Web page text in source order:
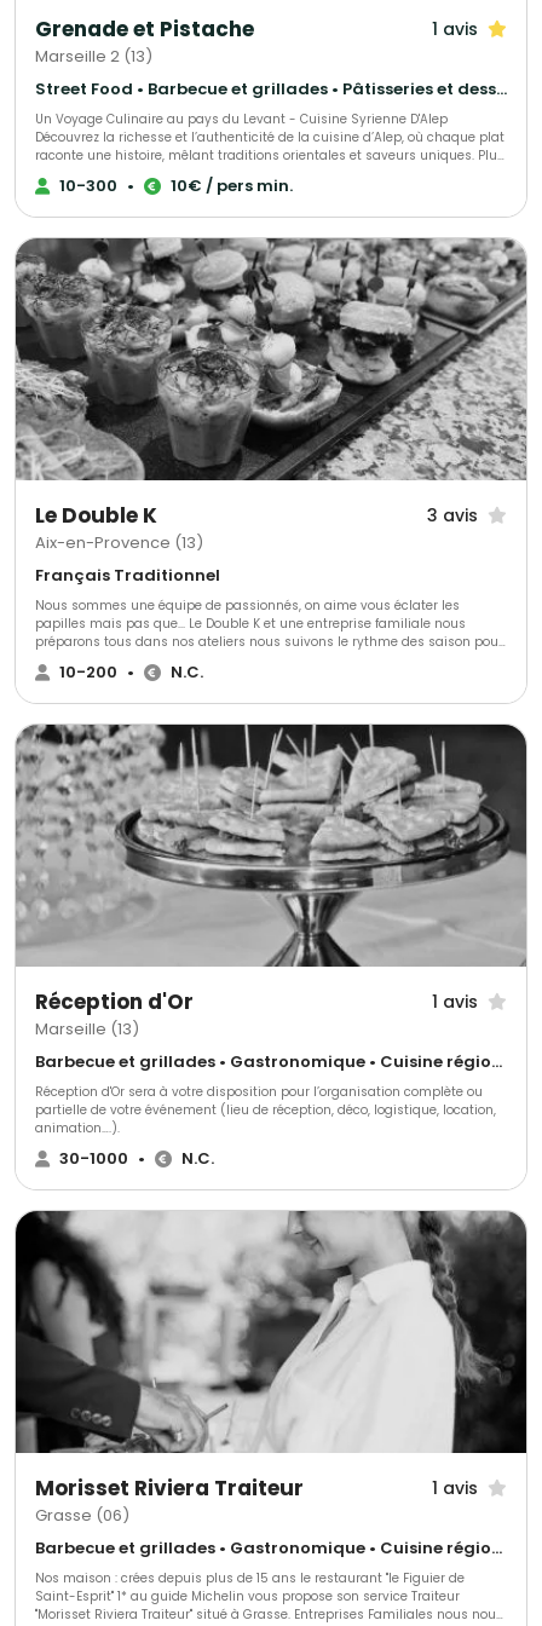
Grenade et Pistache 1 avis
Marseille 2 (13)
Street Food • Barbecue et grillades • Pâtisseries et desserts
Un Voyage Culinaire au pays du Levant - Cuisine Syrienne D'Alep
Découvrez la richesse et l’authenticité de la cuisine d’Alep, où chaque plat
raconte une histoire, mêlant traditions orientales et saveurs uniques. Plus
qu’un simple restaurant et traiteur, Grenade et Pistache est un moyen de
tisser des liens culturels entre la Syrie et la France à travers nos plats. Des
dans le monde associatif culturel, et nous avons à cœur de participer à
des événements caritatifs afin de soutenir des causes qui nous tiennent
à cœur.
10-300 • 10€ / pers min.
Le Double K 3 avis
Aix-en-Provence (13)
Français Traditionnel
Nous sommes une équipe de passionnés, on aime vous éclater les
papilles mais pas que... Le Double K et une entreprise familiale nous
préparons tous dans nos ateliers nous suivons le rythme des saison pour
nos produits.
10-200 • N.C.
Réception d'Or 1 avis
Marseille (13)
Barbecue et grillades • Gastronomique • Cuisine régionale
Réception d'Or sera à votre disposition pour l’organisation complète ou
partielle de votre événement (lieu de réception, déco, logistique, location,
animation….).
30-1000 • N.C.
Morisset Riviera Traiteur 1 avis
Grasse (06)
Barbecue et grillades • Gastronomique • Cuisine régionale
Nos maison : crées depuis plus de 15 ans le restaurant "le Figuier de
Saint-Esprit" 1* au guide Michelin vous propose son service Traiteur
"Morisset Riviera Traiteur" situé à Grasse. Entreprises Familiales nous nous